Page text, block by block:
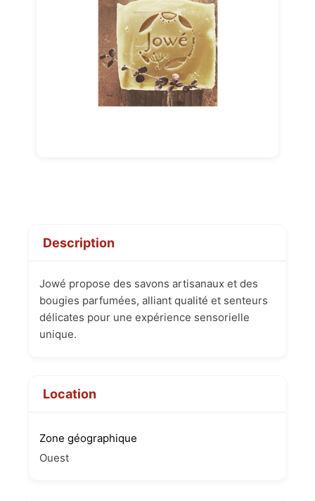
Description
Jowé propose des savons artisanaux et des
bougies parfumées, alliant qualité et senteurs
délicates pour une expérience sensorielle
unique.
Location
Zone géographique
Ouest